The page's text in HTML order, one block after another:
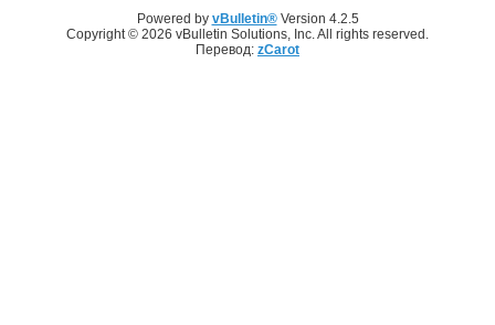
Powered by vBulletin®Version 4.2.5
Copyright © 2026 vBulletin Solutions, Inc. All rights reserved.
Перевод: zCarot